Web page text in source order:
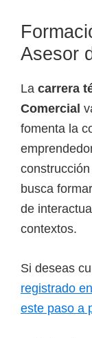
Asesor
La carrera
Comercial
fomenta la
busca
de
contextos.
Si deseas
registrado
este paso a